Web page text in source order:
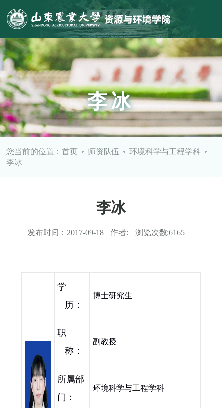
李冰
您当前的位置：首页 师资队伍
环境科学与工程学科
李冰
李冰
发布时间： 2017-09-18 作者: 浏览次数:6165
学
历：
博士研究生
职
称：
副教授
所属部
门：
环境科学与工程学科